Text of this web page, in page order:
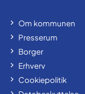
Om kommunen
Presserum
Borger
Erhverv
Cookiepolitik